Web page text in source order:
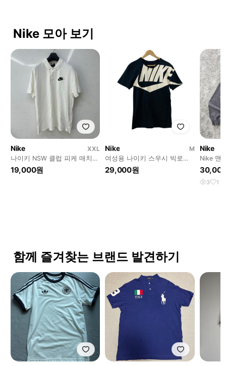
Nike 모아 보기
Nike
XXL
나이키 NSW 클럽 피케 매치업
폴로티 2XL 110
19,000원
Nike
M
여성용 나이키 스우시 빅로고
반팔티셔츠(M)
29,000원
Nike
Nike 맨
3 1
함께 즐겨찾는 브랜드 발견하기